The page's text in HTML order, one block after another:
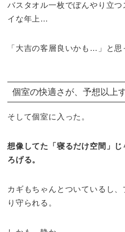
バスタオル一枚でぼんやり立つ
イな年上…
「大吉の客層良いかも…」と思
個室の快適さが、予想以上
そして個室に入った。
想像してた「寝るだけ空間」
ろげる。
カギもちゃんとついているし
り守られる。